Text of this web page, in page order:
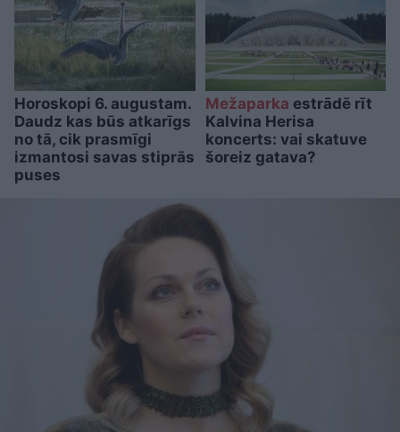
Horoskopi 6. augustam.
Daudz kas būs atkarīgs
no tā, cik prasmīgi
izmantosi savas stiprās
puses
Mežaparka estrādē rīt
Kalvina Herisa
koncerts: vai skatuve
šoreiz gatava?